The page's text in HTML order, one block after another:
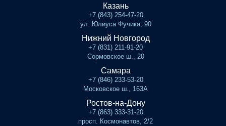
Казань
+7 (843) 254-47-20
ул. Юлиуса Фучика, 90
Нижний Новгород
+7 (831) 211-91-20
Сормовское ш., 20
Самара
+7 (846) 233-53-20
Московское ш., 163А
Ростов-на-Дону
+7 (863) 333-31-20
просп. Космонавтов, 2/2